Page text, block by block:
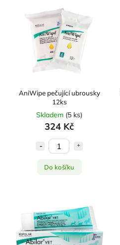
Nejlevnější
Nejdražší
Nejprodávanější
Abecedně
AniWipe pečující ubrousky
12ks
Skladem (5 ks)
324 Kč
Do košíku